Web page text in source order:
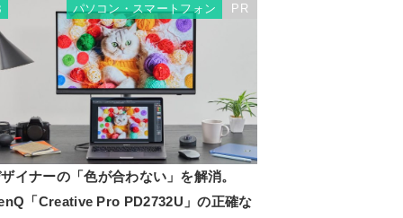
パソコン・スマートフォン PR
イナーの「色が合わない」を解消。
「Creative Pro PD2732U」の正確な